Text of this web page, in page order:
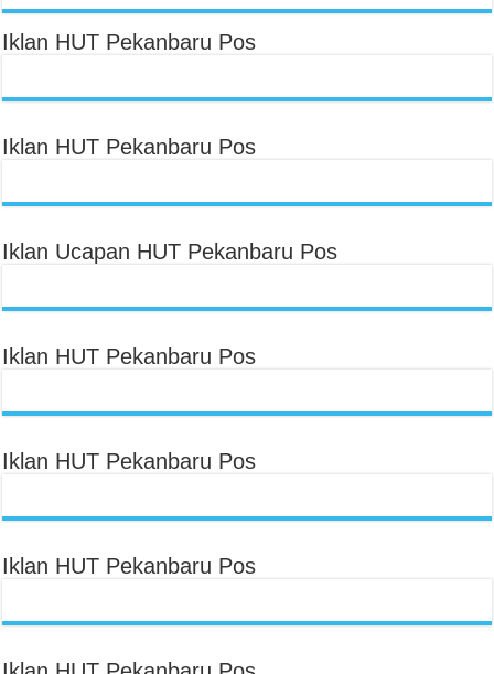
Iklan HUT Pekanbaru Pos
Iklan HUT Pekanbaru Pos
Iklan Ucapan HUT Pekanbaru Pos
Iklan HUT Pekanbaru Pos
Iklan HUT Pekanbaru Pos
Iklan HUT Pekanbaru Pos